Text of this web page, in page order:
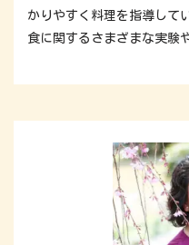
かりやすく料理を指導して
食に関するさまざまな実験